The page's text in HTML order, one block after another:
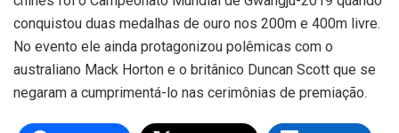
conquistou duas medalhas de ouro nos 200m e 400m livre.
No evento ele ainda protagonizou polêmicas com o
australiano Mack Horton e o britânico Duncan Scott que se
negaram a cumprimentá-lo nas cerimônias de premiação.